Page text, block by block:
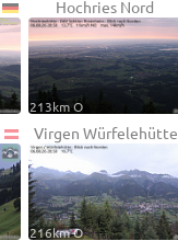
Hochries Nord
213km O
Virgen Würfelehütte
216km O